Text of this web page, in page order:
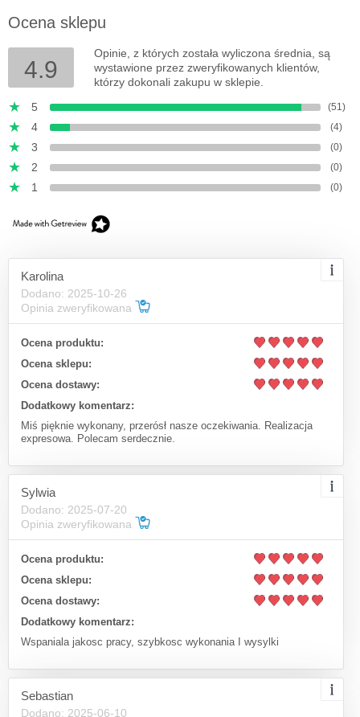
Ocena sklepu
4.9
Opinie, z których została wyliczona średnia, są
wystawione przez zweryfikowanych klientów,
którzy dokonali zakupu w sklepie.
5
(51)
4 (4)
3 (0)
2 (0)
1 (0)
Karolina
Dodano: 2025-10-26
Opinia zweryfikowana
Ocena produktu:
Ocena sklepu:
Ocena dostawy:
Dodatkowy komentarz:
Miś pięknie wykonany, przerósł nasze oczekiwania. Realizacja
expresowa. Polecam serdecznie.
Sylwia
Dodano: 2025-07-20
Opinia zweryfikowana
Ocena produktu:
Ocena sklepu:
Ocena dostawy:
Dodatkowy komentarz:
Wspaniala jakosc pracy, szybkosc wykonania I wysylki
Sebastian
Dodano: 2025-06-10